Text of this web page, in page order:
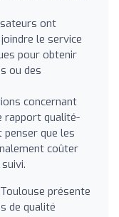
ont
le service
pour obtenir
ou des
concernant
rapport qualité-
que les
coûter
présente
de qualité